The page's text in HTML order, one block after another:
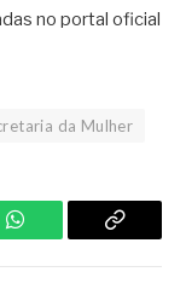
no portal oficial
da Mulher
WhatsApp Copy